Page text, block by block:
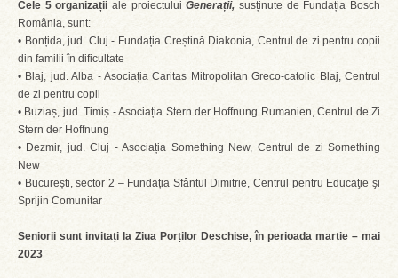
Cele 5 organizații ale proiectuluiGenerații, susținute de Fundația Bosch
România, sunt:
• Bonțida, jud. Cluj - Fundația Creștină Diakonia, Centrul de zi pentru copii
din familii în dificultate
• Blaj, jud. Alba - Asociația Caritas Mitropolitan Greco-catolic Blaj, Centrul
de zi pentru copii
• Buziaș, jud. Timiș - Asociația Stern der Hoffnung Rumanien, Centrul de Zi
Stern der Hoffnung
• Dezmir, jud. Cluj - Asociația Something New, Centrul de zi Something
New
• București, sector 2 – Fundația Sfântul Dimitrie, Centrul pentru Educaţie şi
Sprijin Comunitar
Seniorii sunt invitați la Ziua Porților Deschise, în perioada martie – mai
2023